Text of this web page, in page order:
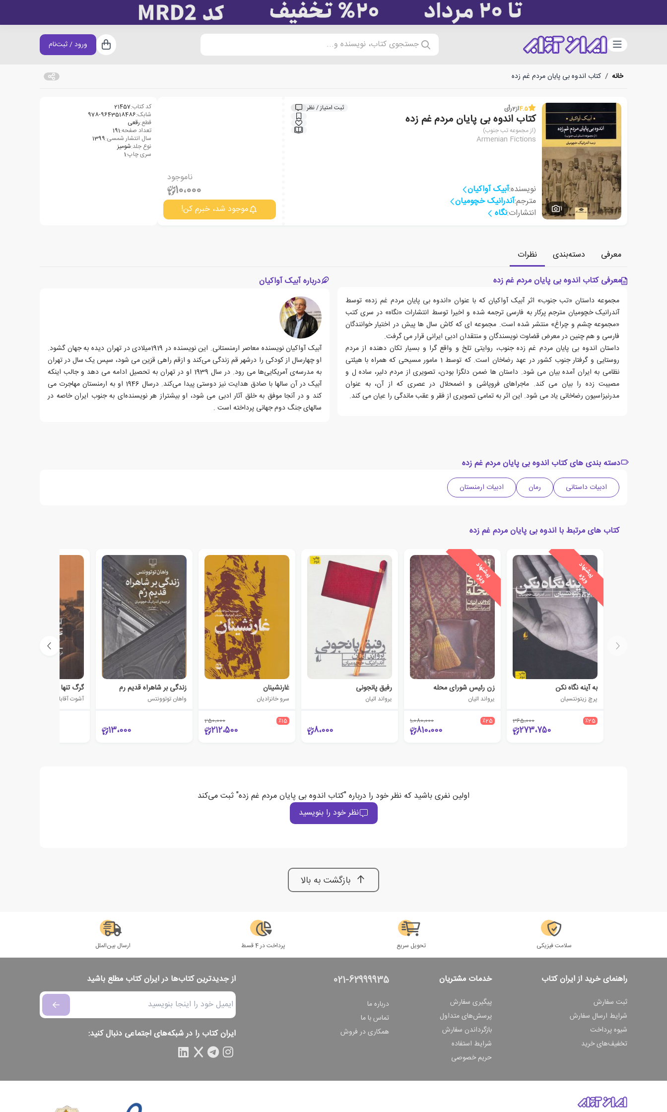
دسته‌بندی جستجوی کتاب، نویسنده و... سبد خرید
ورود / ثبت‌نام
خانه / کتاب اندوه بی پایان مردم غم زده
1
4.5از2رأی ثبت امتیاز / نظر
کتاب اندوه بی پایان مردم غم زده
(از مجموعه تب جنوب)
Armenian Fictions
نویسنده:آبیک آواکیان
مترجم:آندرانیک خچومیان
انتشارات:نگاه
ناموجود
10،000
موجود شد، خبرم کن!
کد کتاب:21457
شابک:978-9643518486
قطع:رقعی
تعداد صفحه:191
سال انتشار شمسی:1399
نوع جلد:شومیز
سری چاپ:1
معرفی دسته‌بندی
نظرات
معرفی کتاب اندوه بی پایان مردم غم زده
مجموعه داستان «تب جنوب» اثر آبیک آواکیان که با عنوان «اندوه بی پایان مردم غم زده» توسط
آندرانیک خچومیان مترجم پرکار به فارسی ترجمه شده و اخیرا توسط انتشارات «نگاه» در سری کتب
«مجموعه چشم و چراغ» منتشر شده است. مجموعه ای که کاش سال ها پیش در اختیار خوانندگان
فارسی و هم چنین در معرض قضاوت نویسندگان و منتقدان ادبی ایرانی قرار می گرفت.
داستان اندوه بی پایان مردم غم زده جنوب، روایتی تلخ و واقع گرا و بسیار تکان دهنده از مردم
روستایی و گرفتار جنوب کشور در عهد رضاخان است. که توسط 1 مامور مسیحی که همراه با هیئتی
نظامی به ایران آمده بیان می شود. داستان ها ضمن دلگزا بودن، تصویری از مردم دلیر، ساده ل و
مصیبت زده را بیان می کند. ماجراهای فروپاشی و اضمحلال در عصری که از آن، به عنوان
مدرنیزاسیون رضاخانی یاد می شود. این اثر به تمامی تصویری از فقر و عقب ماندگی را عیان می کند.
درباره آبیک آواکیان
آبیک آواکیان نویسنده معاصر ارمنستانی. این نویسنده در 1919میلادی در تهران دیده به جهان گشود.
او چهارسال از کودکی را درشهر قم زندگی می‌کند و ازقم راهی قزین می شود، سپس یک سال در تهران
به مدرسه‌ی آمریکایی‌ها می رود. در سال 1939 او در تهران به تحصیل ادامه می دهد و جالب اینکه
آبیک در آن سالها با صادق هدایت نیز دوستی پیدا می‌کند. درسال 1946 او به ارمنستان مهاجرت می
کند و در آنجا موفق به خلق آثار ادبی می شود، او بیشتراز هر نویسنده‌ای به جنوب ایران خاصه در
سالهای جنگ دوم جهانی پرداخته است .
دسته بندی های کتاب اندوه بی پایان مردم غم زده
ادبیات داستانی رمان ادبیات ارمنستان
کتاب های مرتبط با اندوه بی پایان مردم غم زده
پ
ی
ش
ن
ه
ا
د
و
ی
ژ
ه
به آینه نگاه نکن
پرچ زیتونتسیان
٪25 365،000
273،750
پ
ی
ش
ن
ه
ا
د
و
ی
ژ
ه
زن رئیس شورای محله
یرواند اتیان
٪25 1،080،000
810،000
رفیق پانجونی
یرواند اتیان
8،000
غارنشینان
سرو خانزادیان
٪15 250،000
212،500
زندگی بر شاهراه قدیم رم
واهان توتوونتس
13،000
گرگ تنها
آشوت آقابابیان
اولین نفری باشید که نظر خود را درباره "کتاب اندوه بی پایان مردم غم زده" ثبت می‌کند
نظر خود را بنویسید
بازگشت به بالا
سلامت فیزیکی تحویل سریع پرداخت در 4 قسط ارسال بین‌الملل
راهنمای خرید از ایران کتاب
ثبت سفارش
شرایط ارسال سفارش
شیوه پرداخت
تخفیف‌های خرید
خدمات مشتریان
پیگیری سفارش
پرسش‌های متداول
بازگرداندن سفارش
شرایط استفاده
حریم خصوصی
021-62999935
درباره ما
تماس با ما
همکاری در فروش
از جدیدترین کتاب‌ها در ایران کتاب مطلع باشید
ایران کتاب را در شبکه‌های اجتماعی دنبال کنید: